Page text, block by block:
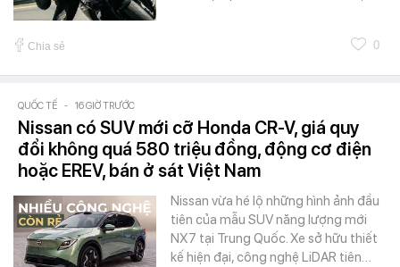
Chia sẻ 0
QUỐC TẾ - 16 GIỜ TRƯỚC
Nissan có SUV mới cỡ Honda CR-V, giá quy
đổi không quá 580 triệu đồng, động cơ điện
hoặc EREV, bán ở sát Việt Nam
Nissan vừa hé lộ những hình ảnh đầu
tiên của mẫu SUV năng lượng mới
NX7 tại Trung Quốc. Xe sở hữu thiết
kế hiện đại, công nghệ LiDAR tiên…